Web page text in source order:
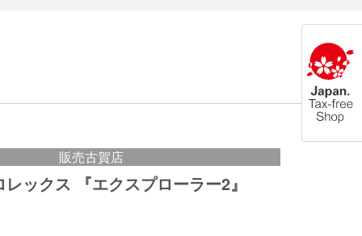
販売古賀店
ックス 『エクスプローラー2』